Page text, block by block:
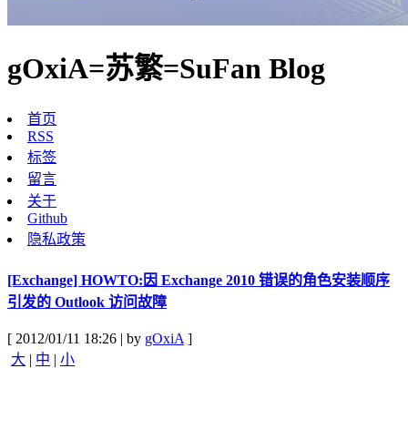
gOxiA=苏繁=SuFan Blog
首页
RSS
标签
留言
关于
Github
隐私政策
[Exchange] HOWTO:因 Exchange 2010 错误的角色安装顺序
引发的 Outlook 访问故障
[ 2012/01/11 18:26 | by gOxiA]
大 | 中 | 小